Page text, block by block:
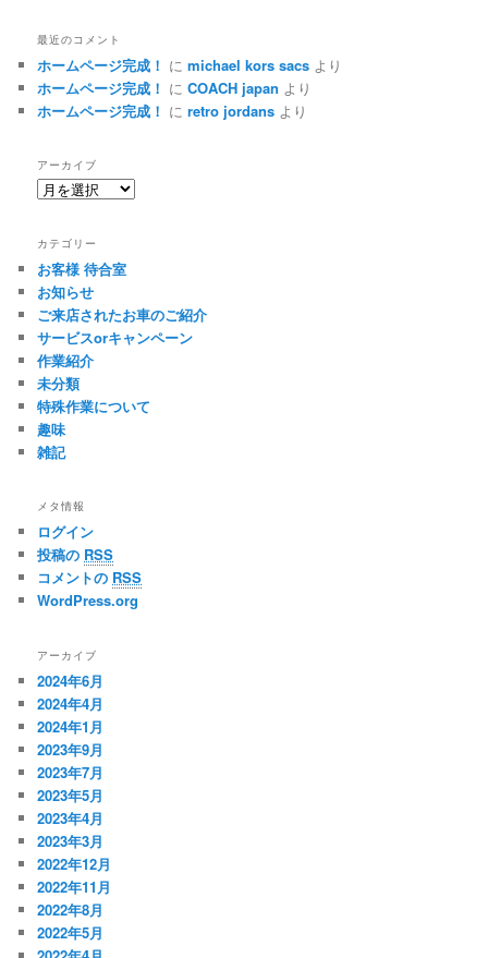
最近のコメント
ホームページ完成！ にmichael kors sacs より
ホームページ完成！ にCOACH japan より
ホームページ完成！ にretro jordans より
アーカイブ
ア
イ
ブ
カテゴリー
お客様 待合室
お知らせ
ご来店されたお車のご紹介
サービスorキャンペーン
作業紹介
未分類
特殊作業について
趣味
雑記
メタ情報
ログイン
投稿の RSS
コメントの RSS
WordPress.org
アーカイブ
2024年6月
2024年4月
2024年1月
2023年9月
2023年7月
2023年5月
2023年4月
2023年3月
2022年12月
2022年11月
2022年8月
2022年5月